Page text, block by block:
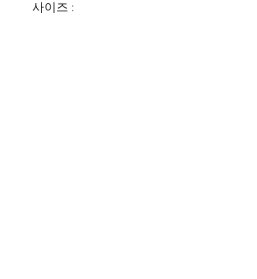
사이즈 :